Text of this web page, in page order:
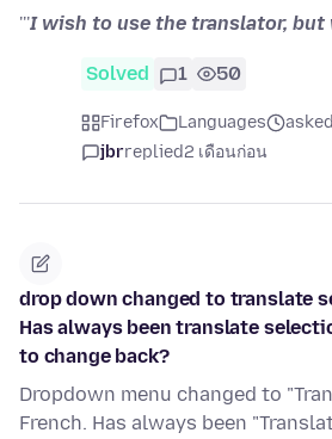
'''I wish to use the translator, but
Solved 1 50
Firefox Languages
jbrreplied2 เดือนก่อน
drop down changed to translate
Has always been translate
to change back?
Dropdown menu changed to
French. Has always been